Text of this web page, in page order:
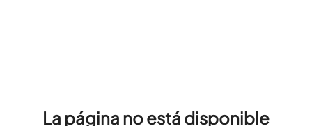
La página no está disponible